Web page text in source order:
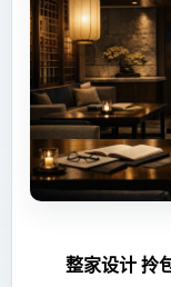
整家设计 拎